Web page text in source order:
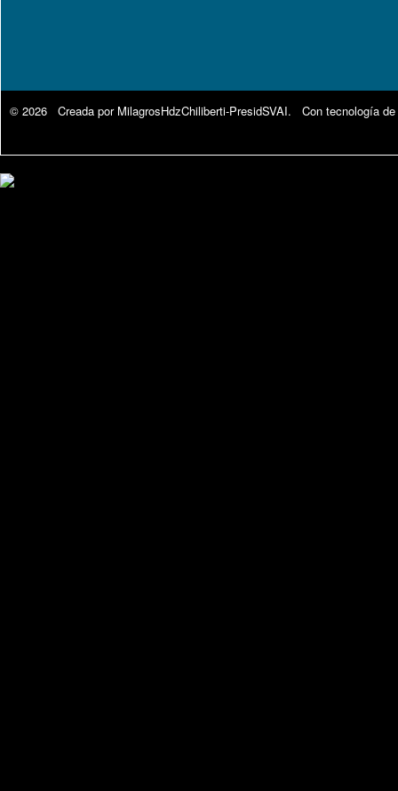
© 2026 Creada por MilagrosHdzChiliberti-PresidSVAI. Con tecnología de